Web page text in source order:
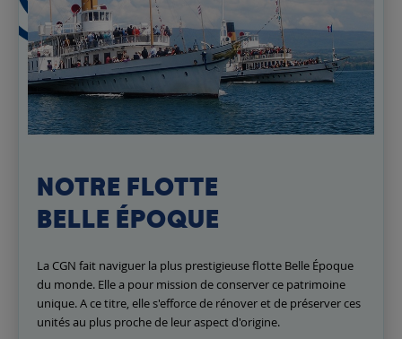
NOTRE FLOTTE
BELLE ÉPOQUE
La CGN fait naviguer la plus prestigieuse flotte Belle Époque
du monde. Elle a pour mission de conserver ce patrimoine
unique. A ce titre, elle s'efforce de rénover et de préserver ces
unités au plus proche de leur aspect d'origine.